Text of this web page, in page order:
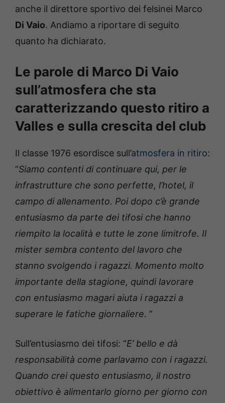
anche il direttore sportivo dei felsinei Marco
Di Vaio. Andiamo a riportare di seguito
quanto ha dichiarato.
Le parole di Marco Di Vaio
sull’atmosfera che sta
caratterizzando questo ritiro a
Valles e sulla crescita del club
Il classe 1976 esordisce sull’atmosfera in ritiro:
“Siamo contenti di continuare qui, per le
infrastrutture che sono perfette, l’hotel, il
campo di allenamento. Poi dopo c’è grande
entusiasmo da parte dei tifosi che hanno
riempito la località e tutte le zone limitrofe. Il
mister sembra contento del lavoro che
stanno svolgendo i ragazzi. Momento molto
importante della stagione, quindi lavorare
con entusiasmo magari aiuta i ragazzi a
superare le fatiche giornaliere. ”
Sull’entusiasmo dei tifosi: “E’ bello e dà
responsabilità come parlavamo con i ragazzi.
Quando crei questo entusiasmo, il nostro
obiettivo è alimentarlo giorno per giorno con